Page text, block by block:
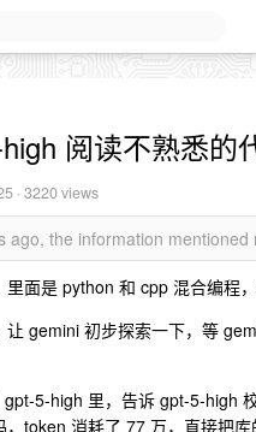
阅读不熟悉的
· 3220 views
ago, the information
面是 python 和 cpp 混合编程，
gemini 初步探索一下，等
5-high 里，告诉 gpt-5-high
token 消耗了 77 万，直接把